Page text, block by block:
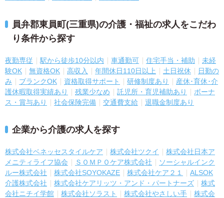
員弁郡東員町(三重県)の介護・福祉の求人をこだわ
り条件から探す
夜勤専従 駅から徒歩10分以内 車通勤可 住宅手当・補助
未経
験OK
無資格OK 高収入 年間休日110日以上 土日祝休
日勤の
み
ブランクOK 資格取得サポート 研修制度あり
産休･育休･介
護休暇取得実績あり
残業少なめ 託児所・育児補助あり
ボーナ
ス・賞与あり
社会保険完備 交通費支給 退職金制度あり
企業から介護の求人を探す
株式会社ベネッセスタイルケア 株式会社ツクイ
株式会社日本ア
メニティライフ協会
ＳＯＭＰＯケア株式会社
ソーシャルインク
ルー株式会社
株式会社SOYOKAZE 株式会社ケア２１
ALSOK
介護株式会社
株式会社ケアリッツ・アンド・パートナーズ
株式
会社ニチイ学館
株式会社ソラスト 株式会社やさしい手
株式会